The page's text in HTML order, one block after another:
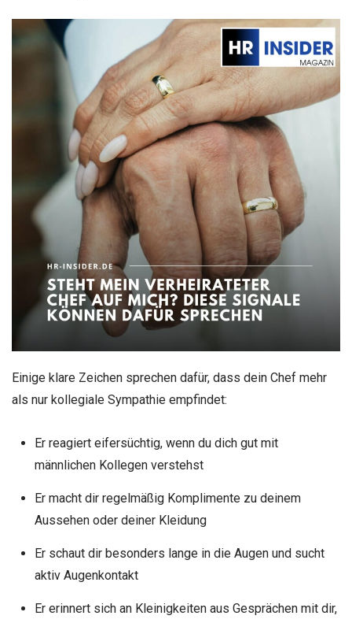
Einige klare Zeichen sprechen dafür, dass dein Chef mehr
als nur kollegiale Sympathie empfindet:
Er reagiert eifersüchtig, wenn du dich gut mit
männlichen Kollegen verstehst
Er macht dir regelmäßig Komplimente zu deinem
Aussehen oder deiner Kleidung
Er schaut dir besonders lange in die Augen und sucht
aktiv Augenkontakt
Er erinnert sich an Kleinigkeiten aus Gesprächen mit dir,